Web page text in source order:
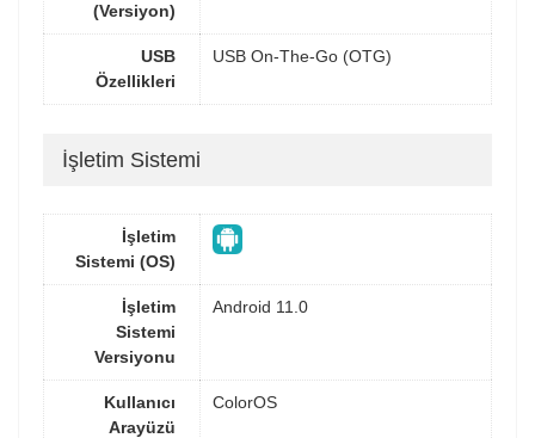
(Versiyon)
USB
Özellikleri
USB On-The-Go (OTG)
İşletim Sistemi
İşletim
Sistemi (OS)
İşletim
Sistemi
Versiyonu
Android 11.0
Kullanıcı
Arayüzü
ColorOS